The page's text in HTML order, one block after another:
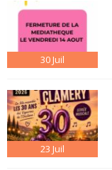
30Juil
23 Juil